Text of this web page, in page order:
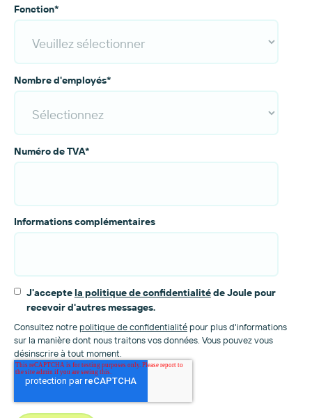
Fonction*
Nombre d'employés*
Numéro de TVA*
Informations complémentaires
J'accepte la politique de confidentialitéde Joule pour
recevoir d'autres messages.
Consultez notre politique de confidentialité pour plus d'informations
sur la manière dont nous traitons vos données. Vous pouvez vous
désinscrire à tout moment.